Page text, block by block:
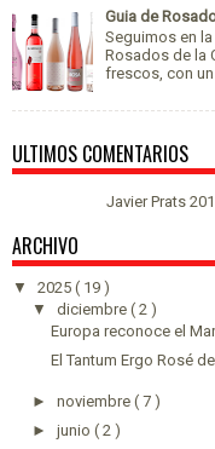
Guia de
Seguimos en
Rosados de la
frescos, con
ULTIMOS COMENTARIOS
Javier Prats
ARCHIVO
▼ 2025 ( 19 )
▼ diciembre ( 2 )
Europa reconoce el
El Tantum Ergo Rosé
► noviembre ( 7 )
► junio ( 2 )